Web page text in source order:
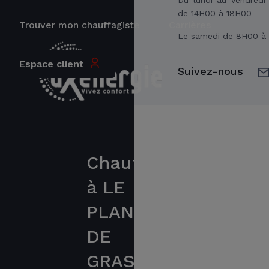
Trouver mon chauffagiste
Espace client
Chauffagiste
à LE
PLAN
DE
GRASSE
de 14H00 à 18H00
Le samedi de 8H00 à
Suivez-nous